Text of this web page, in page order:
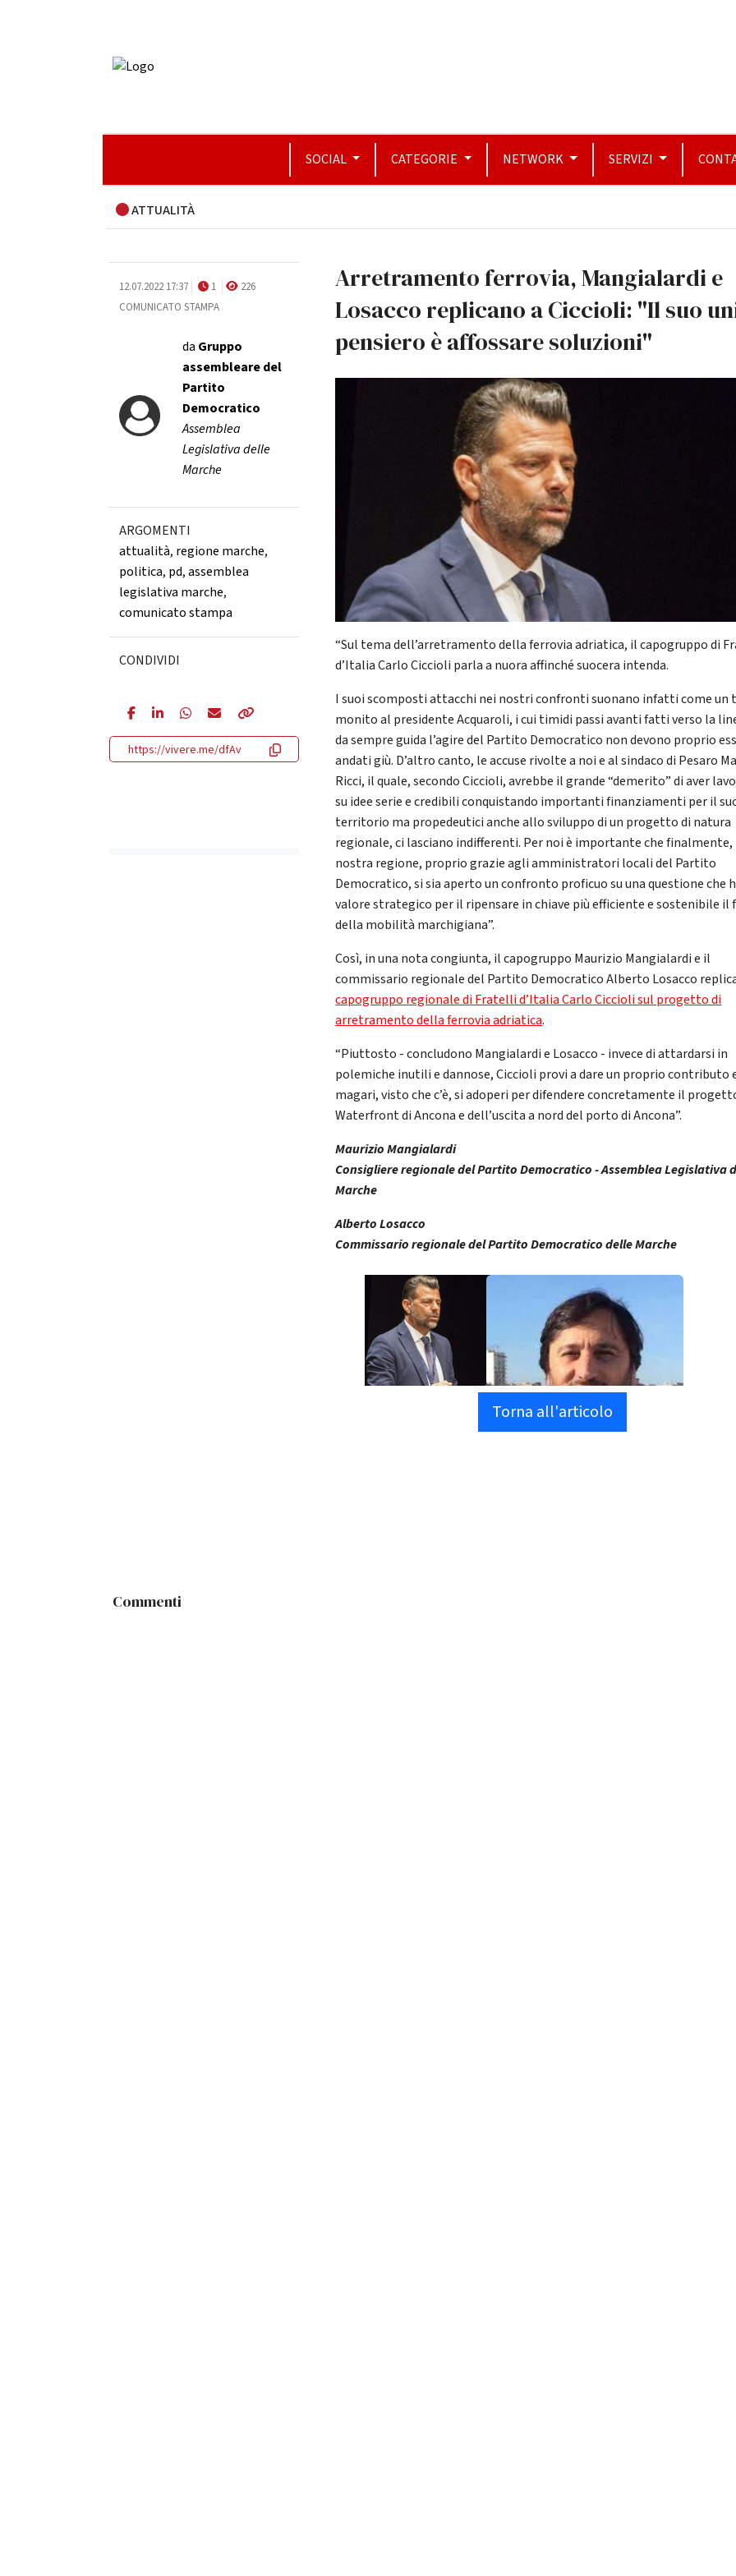
SOCIAL CATEGORIE NETWORK SERVIZI
ATTUALITÀ
12.07.2022 17:37 1
226
COMUNICATO STAMPA
da Gruppo
assembleare del
Partito
Democratico
Assemblea
Legislativa delle
Marche
ARGOMENTI
attualità, regione marche,
politica, pd,assemblea
legislativa marche,
comunicato stampa
CONDIVIDI
https://vivere.me/dfAv
Arretramento ferrovia, Mangialardi e
Losacco replicano a Ciccioli: "Il suo
pensiero è affossare soluzioni"
“Sul tema dell’arretramento della ferrovia adriatica, il capogruppo di
d’Italia Carlo Ciccioli parla a nuora affinché suocera intenda.
I suoi scomposti attacchi nei nostri confronti suonano infatti come un
monito al presidente Acquaroli, i cui timidi passi avanti fatti verso la
da sempre guida l’agire del Partito Democratico non devono proprio
andati giù. D’altro canto, le accuse rivolte a noi e al sindaco di Pesaro
Ricci, il quale, secondo Ciccioli, avrebbe il grande “demerito” di aver
su idee serie e credibili conquistando importanti finanziamenti per il
territorio ma propedeutici anche allo sviluppo di un progetto di natura
regionale, ci lasciano indifferenti. Per noi è importante che
nostra regione, proprio grazie agli amministratori locali del Partito
Democratico, si sia aperto un confronto proficuo su una questione che
valore strategico per il ripensare in chiave più efficiente e sostenibile il
della mobilità marchigiana”.
Così, in una nota congiunta, il capogruppo Maurizio Mangialardi e il
commissario regionale del Partito Democratico Alberto Losacco
capogruppo regionale di Fratelli d’Italia Carlo Ciccioli sul progetto di
arretramento della ferrovia adriatica.
“Piuttosto - concludono Mangialardi e Losacco - invece di attardarsi in
polemiche inutili e dannose, Ciccioli provi a dare un proprio contributo
magari, visto che c’è, si adoperi per difendere concretamente il
Waterfront di Ancona e dell’uscita a nord del porto di Ancona”.
Maurizio Mangialardi
Consigliere regionale del Partito Democratico - Assemblea Legislativa
Marche
Alberto Losacco
Commissario regionale del Partito Democratico delle Marche
Torna all'articolo
Commenti